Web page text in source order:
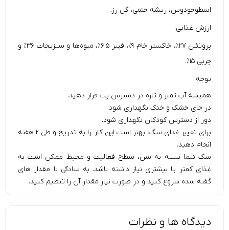
اسطوخودوس، ریشه ختمی، گل رز.
ارزش غذایی:
پروتئين ۲۷٪، خاکستر خام ۹٪، فیبر ۶.۵٪، میوه‌ها و سبزیجات ۳۶٪ و
چربی ۱۵٪.
توجه:
همیشه آب تمیز و تازه در دسترس پت قرار دهید.
در جای خشک و خنک نگهداری شود.
دور از دسترس کودکان نگهداری شود.
برای تغییر غذای سگ، بهتر است این کار را به تدریج و طی ۲ هفته
انجام دهید.
سگ شما بسته به سن، سطح فعالیت و محیط ممکن است به
غذای کمتر یا بیشتری نیاز داشته باشد. به سادگی با مقدار های
گفته شده شروع کنید و در صورت نیاز مقدار آن را تنظیم کنید.
دیدگاه ها و نظرات